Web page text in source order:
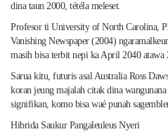
dina taun 2000, tétéla meleset.
Profesor ti University of North Carolina,
Vanishing Newspaper (2004)
masih bisa terbit nepi ka April 2040 atawa
Sarua kitu, futuris asal Australia Ross
koran jeung majalah citak dina
signifikan, komo bisa waé punah
Hibrida Saukur Pangaleuleus Nyeri